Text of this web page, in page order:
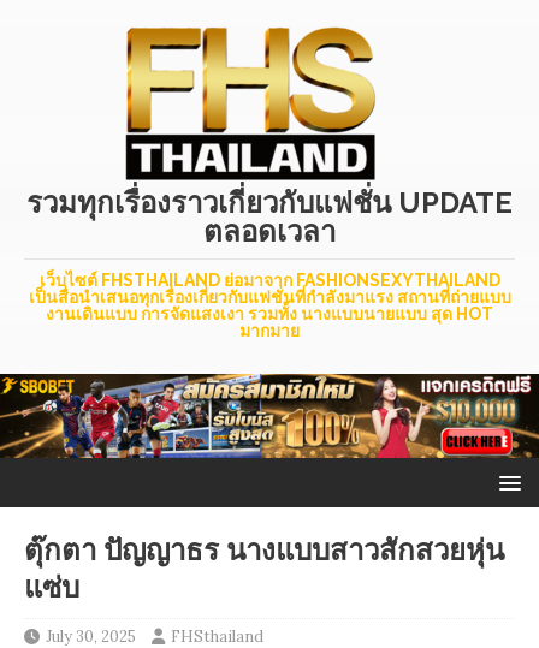
รวมทุกเรื่องราวเกี่ยวกับแฟชั่น UPDATE
ตลอดเวลา
เว็บไซต์ FHSTHAILAND ย่อมาจาก FASHIONSEXYTHAILAND
เป็นสื่อนำเสนอทุกเรื่องเกี่ยวกับแฟชั่นที่กำลังมาแรง สถานที่ถ่ายแบบ
งานเดินแบบ การจัดแสงเงา รวมทั้ง นางแบบนายแบบ สุด HOT
มากมาย
ตุ๊กตา ปัญญาธร นางแบบสาวสักสวยหุ่น
แซ่บ
July 30, 2025 FHSthailand